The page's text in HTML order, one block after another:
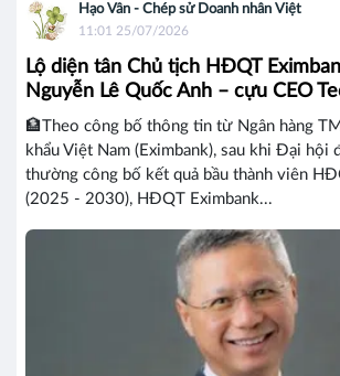
Hạo Vân - Chép sử Doanh nhân Việt
11:01 25/07/2026
Lộ diện tân Chủ tịch HĐQT
Nguyễn Lê Quốc Anh – cựu CEO
🏦Theo công bố thông tin từ Ngân hàng
khẩu Việt Nam (Eximbank), sau khi Đại hội
thường công bố kết quả bầu thành viên
(2025 - 2030), HĐQT Eximbank...